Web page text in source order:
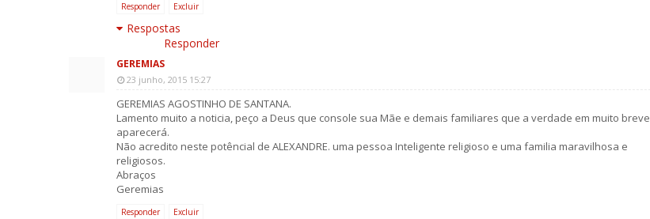
Responder Excluir
Respostas
Responder
GEREMIAS
23 junho, 2015 15:27
GEREMIAS AGOSTINHO DE SANTANA.
Lamento muito a noticia, peço a Deus que console sua Mãe e demais familiares que a verdade em muito breve
aparecerá.
Não acredito neste potêncial de ALEXANDRE. uma pessoa Inteligente religioso e uma familia maravilhosa e
religiosos.
Abraços
Geremias
Responder Excluir